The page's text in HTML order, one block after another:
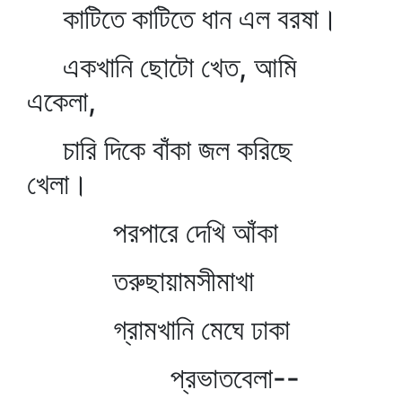
কাটিতে কাটিতে ধান এল বরষা।
একখানি ছোটো খেত, আমি
একেলা,
চারি দিকে বাঁকা জল করিছে
খেলা।
পরপারে দেখি আঁকা
তরুছায়ামসীমাখা
গ্রামখানি মেঘে ঢাকা
প্রভাতবেলা--